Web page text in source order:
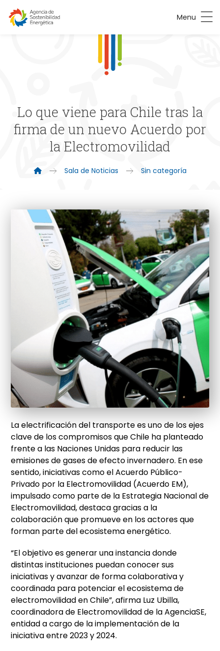
Menu
Lo que viene para Chile tras la
firma de un nuevo Acuerdo por
la Electromovilidad
Sala de Noticias Sin categoría
La electrificación del transporte es uno de los ejes
clave de los compromisos que Chile ha planteado
frente a las Naciones Unidas para reducir las
emisiones de gases de efecto invernadero. En ese
sentido, iniciativas como el Acuerdo Público-
Privado por la Electromovilidad (Acuerdo EM),
impulsado como parte de la Estrategia Nacional de
Electromovilidad, destaca gracias a la
colaboración que promueve en los actores que
forman parte del ecosistema energético.
“El objetivo es generar una instancia donde
distintas instituciones puedan conocer sus
iniciativas y avanzar de forma colaborativa y
coordinada para potenciar el ecosistema de
electromovilidad en Chile”, afirma Luz Ubilla,
coordinadora de Electromovilidad de la AgenciaSE,
entidad a cargo de la implementación de la
iniciativa entre 2023 y 2024.